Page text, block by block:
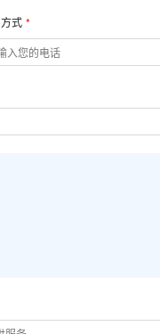
大数据
式